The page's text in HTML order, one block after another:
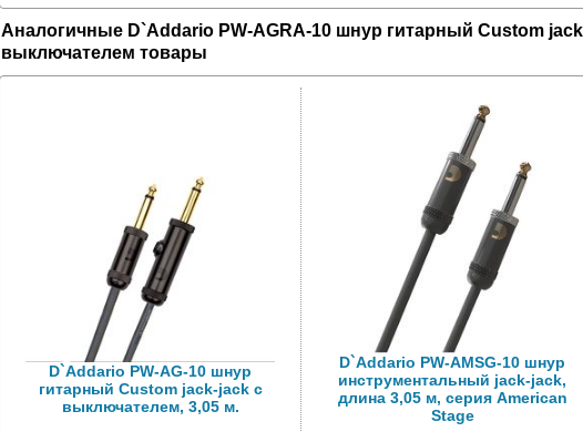
Аналогичные D`Addario PW-AGRA-10 шнур гитарный Custom
выключателем товары
D`Addario PW-AG-10 шнур
гитарный Custom jack-jack с
выключателем, 3,05 м.
D`Addario PW-AMSG-10 шнур
инструментальный jack-jack,
длина 3,05 м, серия American
Stage